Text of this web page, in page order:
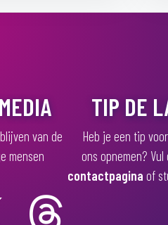
van de
mensen
TIP DE
Heb je een tip
ons opnemen?
contactpagina of